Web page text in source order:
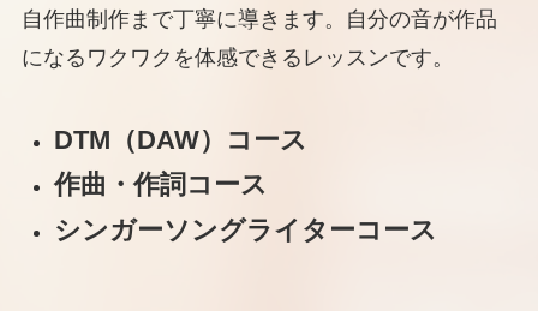
自作曲制作まで丁寧に導きます。自分の音が作品
になるワクワクを体感できるレッスンです。
DTM（DAW）コース
作曲・作詞コース
シンガーソングライターコース